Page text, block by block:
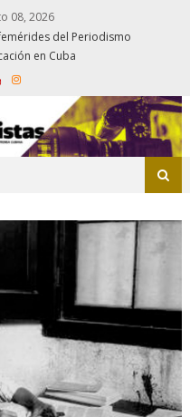
08, 2026
del Periodismo
en Cuba